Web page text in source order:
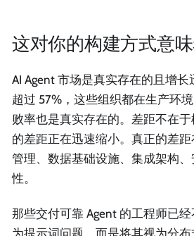
这对你的构建方式意
AI Agent 市场是真实存在的且增
超过 57%，这些组织都在生产环
败率也是真实存在的。差距不在
的差距正在迅速缩小。真正的差
管理、数据基础设施、集成架构、
性。
那些交付可靠 Agent 的工程师已
为提示词问题，而是将其视为分